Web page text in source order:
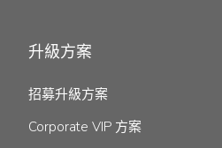
升級方案
招募升級方案
Corporate VIP 方案